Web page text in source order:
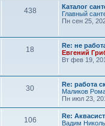
438
Каталог
Главный
Пн сен 25,
18
Re: не
Евгений
Вт фев 19,
30
Re: работа
Маликов
Пн июл 23,
106
Re:
Вадим